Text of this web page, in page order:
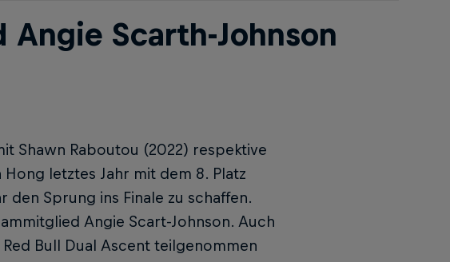
Angie Scarth-Johnson
Shawn Raboutou (2022) respektive
Hong letztes Jahr mit dem 8. Platz
den Sprung ins Finale zu schaffen.
Angie Scart-Johnson. Auch
Bull Dual Ascent teilgenommen